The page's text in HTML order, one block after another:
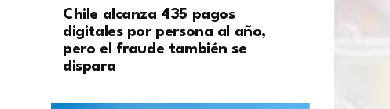
Chile alcanza 435 pagos
digitales por persona al año,
pero el fraude también se
dispara